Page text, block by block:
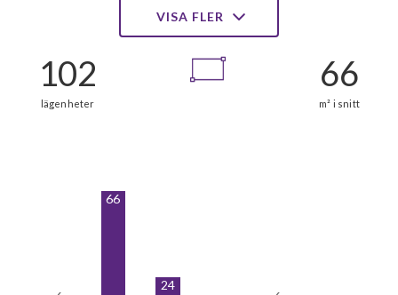
5
Polhemsgatan 17B
VISA FLER
66
24